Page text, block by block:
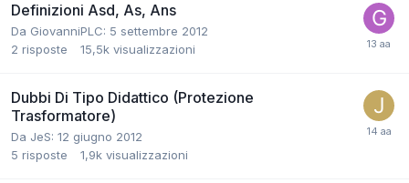
Definizioni Asd, As, Ans
Da GiovanniPLC: 5 settembre 2012
2 risposte 15,5k visualizzazioni
Dubbi Di Tipo Didattico (Protezione
Trasformatore)
Da JeS: 12 giugno 2012
5 risposte 1,9k visualizzazioni